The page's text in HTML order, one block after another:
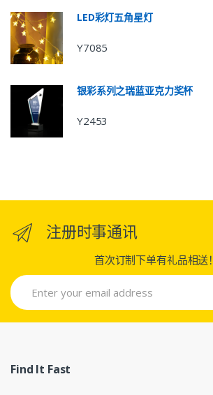
LED彩灯五角星灯
Y7085
银彩系列之瑞蓝亚克力奖杯
Y2453
注册时事通讯
首次订制下单有礼品相送！
Find It Fast